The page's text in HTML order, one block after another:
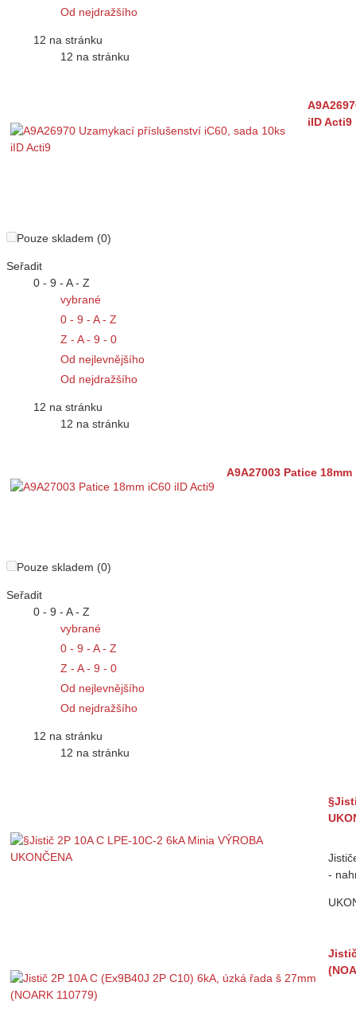
Od nejdražšího
12 na stránku
12 na stránku
iID Acti9
Pouze skladem (0)
Seřadit
0 - 9 - A - Z
vybrané
0 - 9 - A - Z
Z - A - 9 - 0
Od nejlevnějšího
Od nejdražšího
12 na stránku
12 na stránku
A9A27003 Patice
Pouze skladem (0)
Seřadit
0 - 9 - A - Z
vybrané
0 - 9 - A - Z
Z - A - 9 - 0
Od nejlevnějšího
Od nejdražšího
12 na stránku
12 na stránku
-